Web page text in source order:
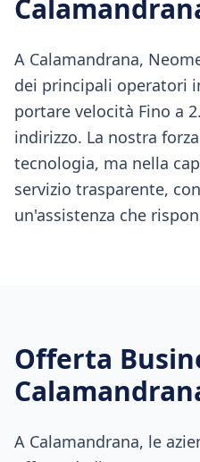
A Calamandrana,
dei principali operatori
portare velocità Fino a
indirizzo. La nostra
tecnologia, ma nella
servizio trasparente,
un'assistenza che
Offerta
A Calamandrana, le